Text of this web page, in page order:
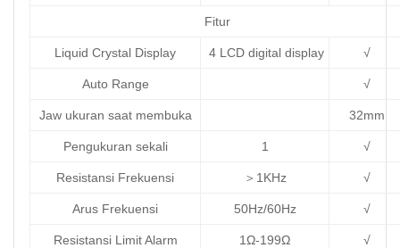
Fitur
Liquid Crystal Display 4 LCD digital display √
Auto Range √
Jaw ukuran saat membuka 32mm
Pengukuran sekali 1 √
Resistansi Frekuensi ＞1KHz √
Arus Frekuensi 50Hz/60Hz √
Resistansi Limit Alarm 1Ω-199Ω √